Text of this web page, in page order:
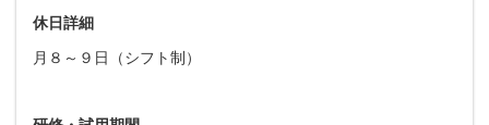
休日詳細
月８～９日（シフト制）